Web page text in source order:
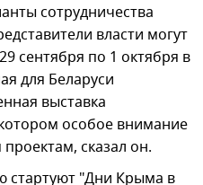
сотрудничества
власти могут
сентября по 1 октября в
для Беларуси
выставка
особое внимание
сказал он.
стартуют "Дни Крыма в